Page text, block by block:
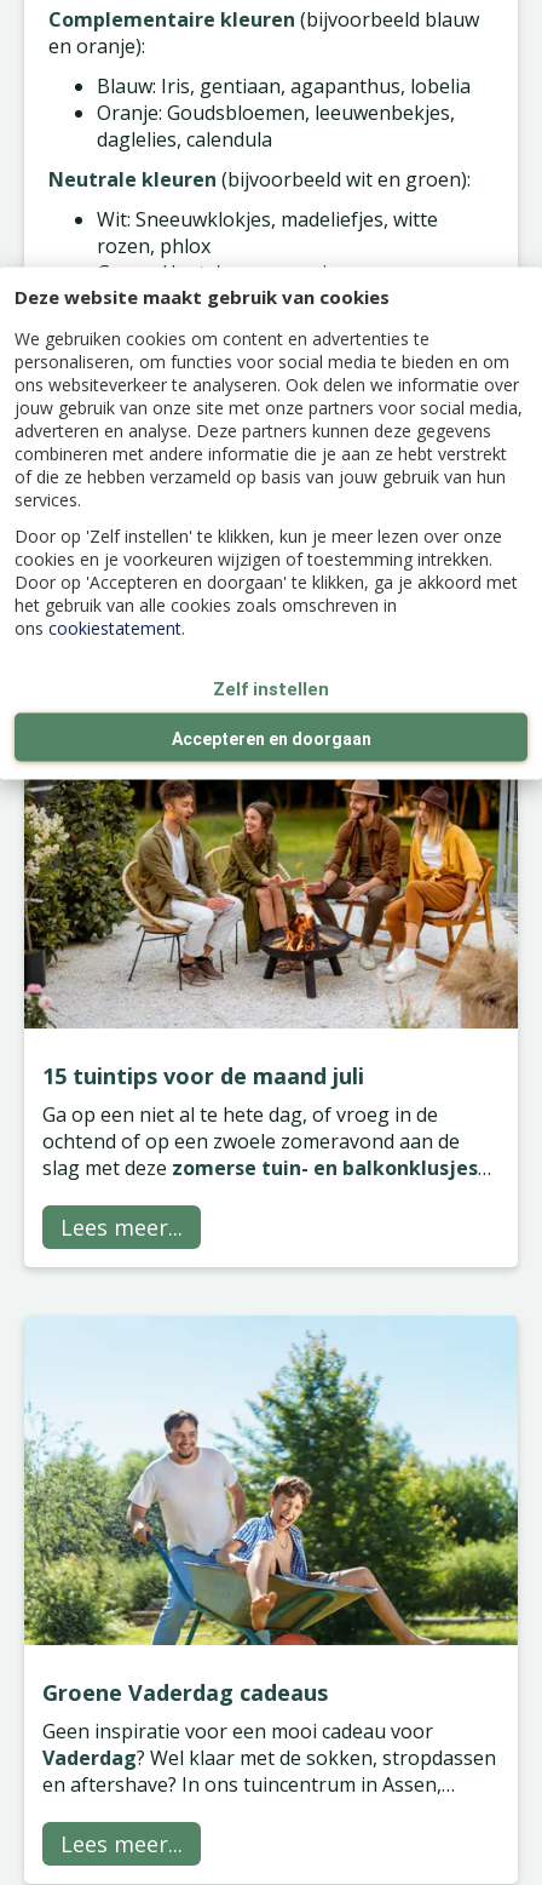
Deze website maakt gebruik van cookies
We gebruiken cookies om content en advertenties te
personaliseren, om functies voor social media te bieden en om
ons websiteverkeer te analyseren. Ook delen we informatie over
jouw gebruik van onze site met onze partners voor social media,
adverteren en analyse. Deze partners kunnen deze gegevens
combineren met andere informatie die je aan ze hebt verstrekt
of die ze hebben verzameld op basis van jouw gebruik van hun
services.
Door op 'Zelf instellen' te klikken, kun je meer lezen over onze
cookies en je voorkeuren wijzigen of toestemming intrekken.
Door op 'Accepteren en doorgaan' te klikken, ga je akkoord met
het gebruik van alle cookies zoals omschreven in
ons cookiestatement.
Zelf instellen
Accepteren en doorgaan
Complementaire kleuren (bijvoorbeeld blauw
en oranje):
Blauw: Iris, gentiaan, agapanthus, lobelia
Oranje: Goudsbloemen, leeuwenbekjes,
daglelies, calendula
Neutrale kleuren (bijvoorbeeld wit en groen):
Wit: Sneeuwklokjes, madeliefjes, witte
rozen, phlox
Groen: Hosta's, varens, siergrassen,
helleborus
Door slim te mixen en te matchen met planten
die op verschillende momenten en in
verschillende kleuren bloeien, kun je het hele
jaar door genieten van een levendige en
bloeiende tuin. Dus ga aan de slag,
experimenteer met kleuren en geniet van de
prachtige resultaten die een kleurrijke tuin met
zich meebrengt!
15 tuintips voor de maand juli
Ga op een niet al te hete dag, of vroeg in de
ochtend of op een zwoele zomeravond aan de
slag met deze zomerse tuin- en balkonklusjes
Lees meer...
Groene Vaderdag cadeaus
Geen inspiratie voor een mooi cadeau voor
Vaderdag? Wel klaar met de sokken, stropdassen
en aftershave? In ons tuincentrum in Assen,
iets van zijn gading, of hij nu groene vingers heeft
of niet!
Lees meer...